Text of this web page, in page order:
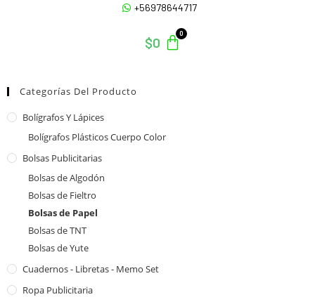
+56978644717
$0
Categorías Del Producto
Bolígrafos Y Lápices
Bolígrafos Plásticos Cuerpo Color
Bolsas Publicitarias
Bolsas de Algodón
Bolsas de Fieltro
Bolsas de Papel
Bolsas de TNT
Bolsas de Yute
Cuadernos - Libretas - Memo Set
Ropa Publicitaria